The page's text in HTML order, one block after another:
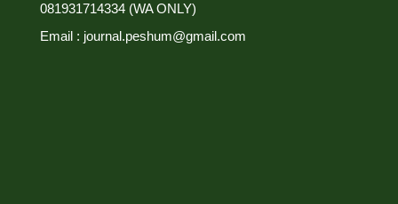
081931714334 (WA ONLY)
Email : journal.peshum@gmail.com